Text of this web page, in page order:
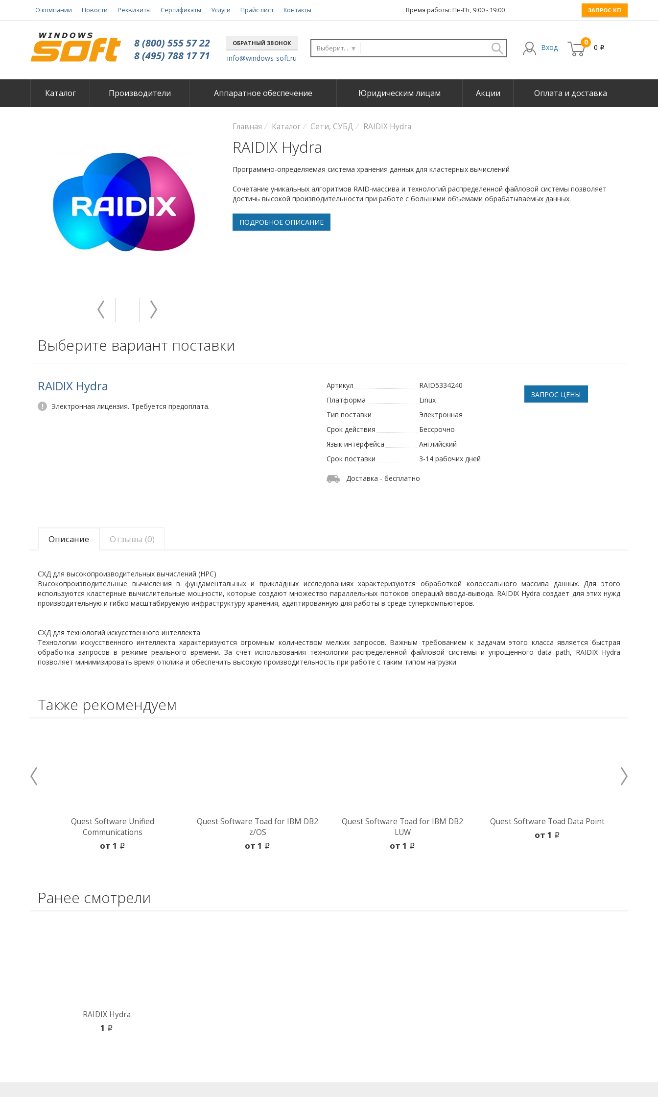
О компании Новости Реквизиты Сертификаты Услуги Прайс лист Контакты Время работы: Пн-Пт, 9:00 - 19:00 ЗАПРОС КП
8 (800) 555 57 22
8 (495) 788 17 71
ОБРАТНЫЙ ЗВОНОК
info@windows-soft.ru
Выберите... Вход
0
0 i
Каталог Производители Аппаратное обеспечение Юридическим лицам Акции Оплата и доставка
Главная Каталог Сети, СУБД RAIDIX Hydra
RAIDIX Hydra
Программно-определяемая система хранения данных для кластерных вычислений
Сочетание уникальных алгоритмов RAID-массива и технологий распределенной файловой системы позволяет
достичь высокой производительности при работе с большими объемами обрабатываемых данных.
ПОДРОБНОЕ ОПИСАНИЕ
Выберите вариант поставки
RAIDIX Hydra
! Электронная лицензия. Требуется предоплата.
Артикул
RAID5334240
Платформа
Linux
Тип поставки
Электронная
Срок действия
Бессрочно
Язык интерфейса
Английский
Срок поставки
3-14 рабочих дней
Доставка - бесплатно
ЗАПРОС ЦЕНЫ
Описание Отзывы (0)
СХД для высокопроизводительных вычислений (HPC)
Высокопроизводительные вычисления в фундаментальных и прикладных исследованиях характеризуются обработкой колоссального массива данных. Для этого
используются кластерные вычислительные мощности, которые создают множество параллельных потоков операций ввода-вывода. RAIDIX Hydra создает для этих нужд
производительную и гибко масштабируемую инфраструктуру хранения, адаптированную для работы в среде суперкомпьютеров.
СХД для технологий искусственного интеллекта
Технологии искусственного интеллекта характеризуются огромным количеством мелких запросов. Важным требованием к задачам этого класса является быстрая
обработка запросов в режиме реального времени. За счет использования технологии распределенной файловой системы и упрощенного data path, RAIDIX Hydra
позволяет минимизировать время отклика и обеспечить высокую производительность при работе с таким типом нагрузки
Также рекомендуем
Quest Software Unified
Communications
oт 1 i
Quest Software Toad for IBM DB2
z/OS
oт 1 i
Quest Software Toad for IBM DB2
LUW
oт 1 i
Quest Software Toad Data Point
oт 1 i
Ранее смотрели
RAIDIX Hydra
1 i